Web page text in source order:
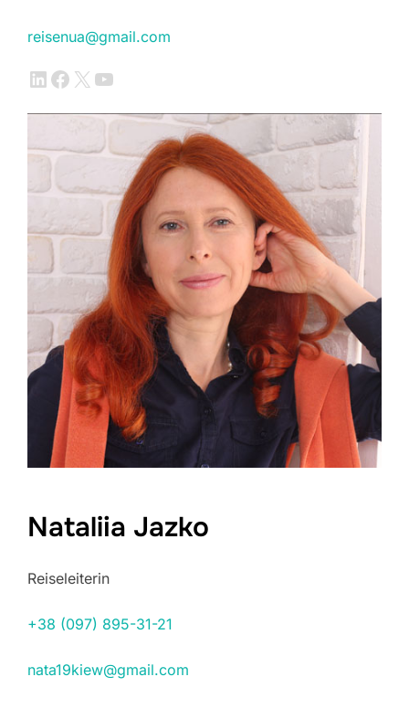
reisenua@gmail.com
LinkedIn Facebook X YouTube
Nataliіa Jazko
Reiseleiterin
+38 (097) 895-31-21
nata19kiew@gmail.com